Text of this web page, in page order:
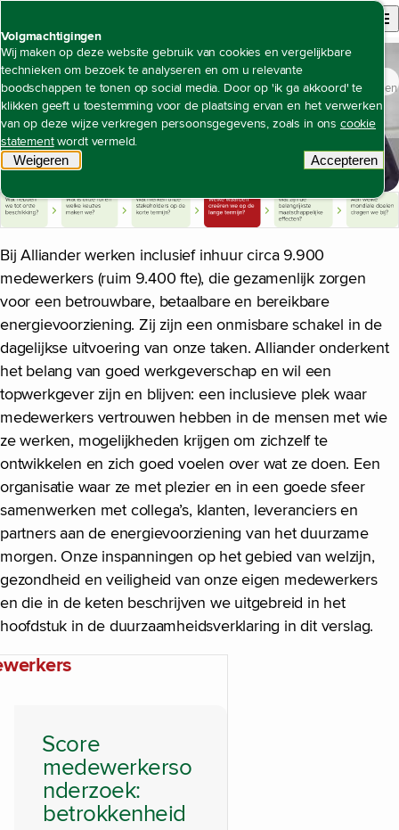
Volgmachtigingen
Wij maken op deze website gebruik van cookies en vergelijkbare
technieken om bezoek te analyseren en om u relevante
boodschappen te tonen op social media. Door op 'ik ga akkoord' te
klikken geeft u toestemming voor de plaatsing ervan en het verwerken
van op deze wijze verkregen persoonsgegevens, zoals in ons cookie
statementwordt vermeld.
Weigeren
Accepteren
Open site
Open content navigation
Jaarverslag 2024
De waarde die wij creëren
Een aantrekkelijke, inclusieve werkgever met gelijke kansen voor iedereen
Een aantrekkelijke, inclusieve werkgever
met gelijke kansen voor iedereen
Bij Alliander werken inclusief inhuur circa 9.900
medewerkers (ruim 9.400 fte), die gezamenlijk zorgen
voor een betrouwbare, betaalbare en bereikbare
energievoorziening. Zij zijn een onmisbare schakel in de
dagelijkse uitvoering van onze taken. Alliander onderkent
het belang van goed werkgeverschap en wil een
topwerkgever zijn en blijven: een inclusieve plek waar
medewerkers vertrouwen hebben in de mensen met wie
ze werken, mogelijkheden krijgen om zichzelf te
ontwikkelen en zich goed voelen over wat ze doen. Een
organisatie waar ze met plezier en in een goede sfeer
samenwerken met collega’s, klanten, leveranciers en
partners aan de energievoorziening van het duurzame
morgen. Onze inspanningen op het gebied van welzijn,
gezondheid en veiligheid van onze eigen medewerkers
en die in de keten beschrijven we uitgebreid in het
hoofdstuk in de duurzaamheidsverklaring in dit verslag.
Score
medewerkerso
nderzoek:
betrokkenheid